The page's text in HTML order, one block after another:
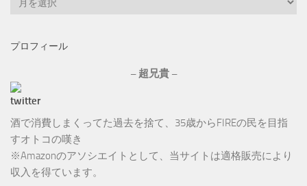
イ
プロフィール
– 超兄貴 –
酒で消費しまくってた過去を捨て、35歳からFIREの民を目指
すオトコの嘆き
※Amazonのアソシエイトとして、当サイトは適格販売により
収入を得ています。